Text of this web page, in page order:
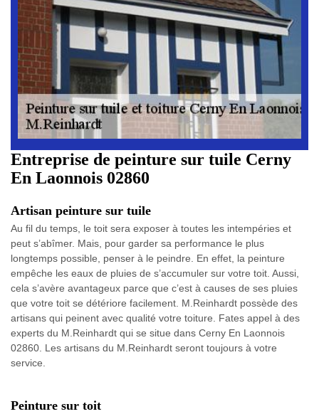
Entreprise de peinture sur tuile Cerny
En Laonnois 02860
Artisan peinture sur tuile
Au fil du temps, le toit sera exposer à toutes les intempéries et
peut s’abîmer. Mais, pour garder sa performance le plus
longtemps possible, penser à le peindre. En effet, la peinture
empêche les eaux de pluies de s’accumuler sur votre toit. Aussi,
cela s’avère avantageux parce que c’est à causes de ses pluies
que votre toit se détériore facilement. M.Reinhardt possède des
artisans qui peinent avec qualité votre toiture. Fates appel à des
experts du M.Reinhardt qui se situe dans Cerny En Laonnois
02860. Les artisans du M.Reinhardt seront toujours à votre
service.
Peinture sur toit